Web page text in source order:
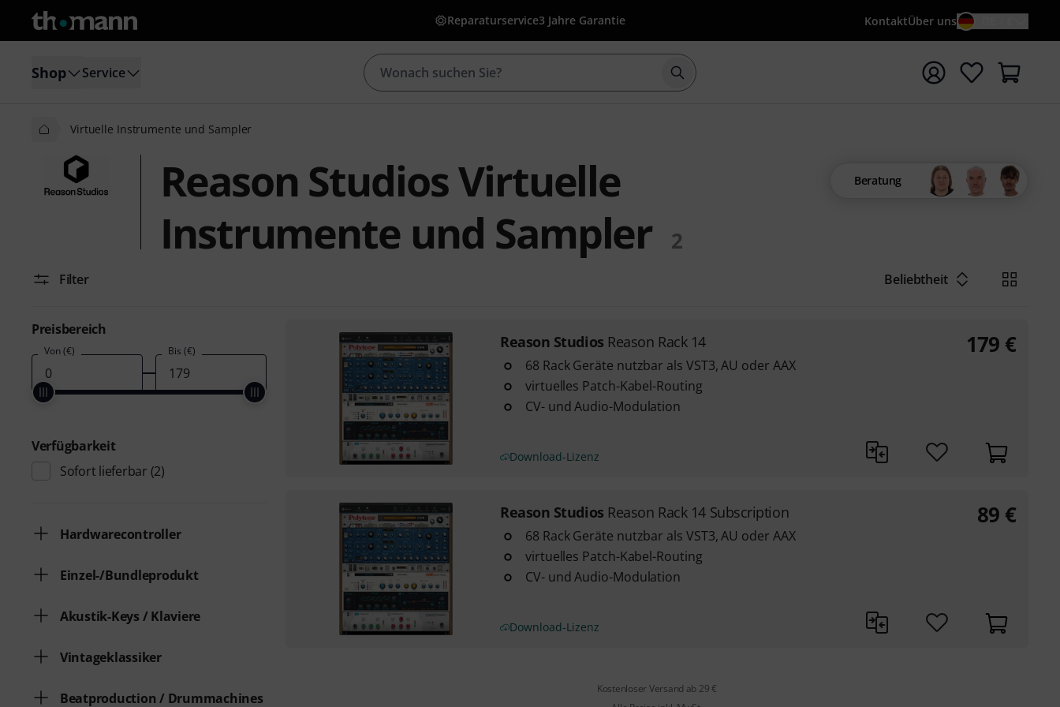
Reparaturservice3 Jahre Garantie KontaktÜber uns
Shop Service Suche mit Suchwort {searchTerm} starten
Virtuelle Instrumente und Sampler
Reason Studios Virtuelle
Instrumente und Sampler
2
Beratung
Filter Beliebtheit
Preisbereich
Von (€) Bis (€)
Verfügbarkeit
Sofort lieferbar (2)
Hardwarecontroller
Einzel-/Bundleprodukt
Akustik-Keys / Klaviere
Vintageklassiker
Beatproduction / Drummachines
Reason Studios Reason Rack 14
68 Rack Geräte nutzbar als VST3, AU oder AAX
virtuelles Patch-Kabel-Routing
CV- und Audio-Modulation
Download-Lizenz
179 €
Reason Studios Reason Rack 14 Subscription
68 Rack Geräte nutzbar als VST3, AU oder AAX
virtuelles Patch-Kabel-Routing
CV- und Audio-Modulation
Download-Lizenz
89 €
Kostenloser Versand ab 29 €